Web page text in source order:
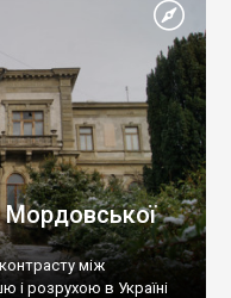
між
і розрухою в Україні